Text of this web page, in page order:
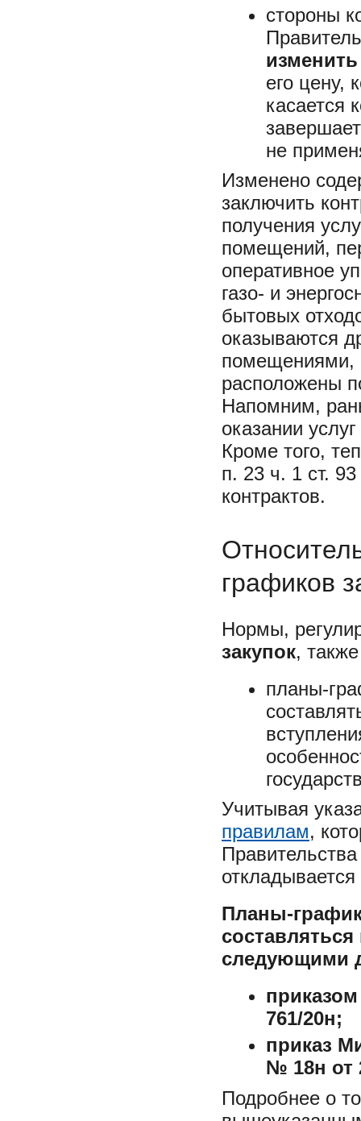
стороны
его цену,
касается
не
Изменено
заключить
получения
помещений,
оперативное
газо- и
бытовых
оказываются
помещениями,
расположены
Напомним,
оказании
Кроме того,
п. 23 ч. 1 ст.
контрактов.
графиков
Нормы,
закупок,
планы-
Учитывая
правилам,
Планы-
следующими
761/20н;
приказ
№ 18н от
Подробнее о